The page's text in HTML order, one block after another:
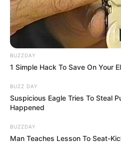
Charles n’a pas le choix : il va
BUZZDAY
1 Simple Hack To Save On Your
BUZZ DAY
Suspicious Eagle Tries To Steal
Happened
BUZZDAY
Man Teaches Lesson To Seat-